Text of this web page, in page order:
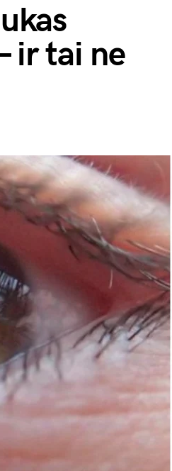
ir tai ne